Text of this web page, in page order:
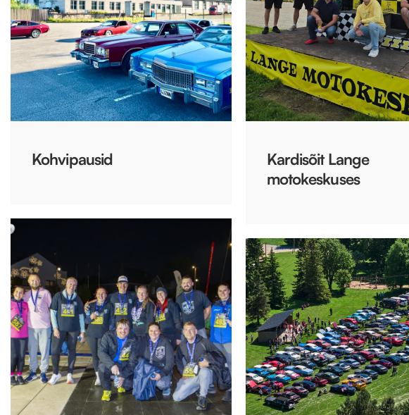
Kohvipausid
Kardisõit Lange
motokeskuses